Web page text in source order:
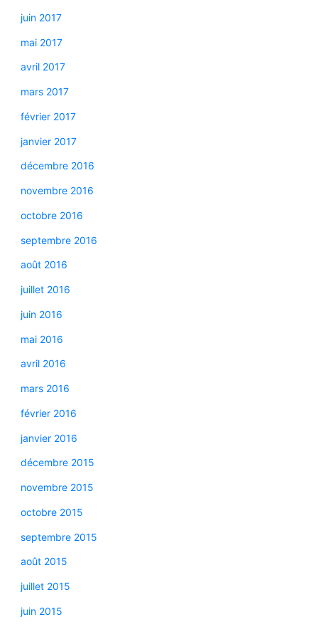
juin 2017
mai 2017
avril 2017
mars 2017
février 2017
janvier 2017
décembre 2016
novembre 2016
octobre 2016
septembre 2016
août 2016
juillet 2016
juin 2016
mai 2016
avril 2016
mars 2016
février 2016
janvier 2016
décembre 2015
novembre 2015
octobre 2015
septembre 2015
août 2015
juillet 2015
juin 2015